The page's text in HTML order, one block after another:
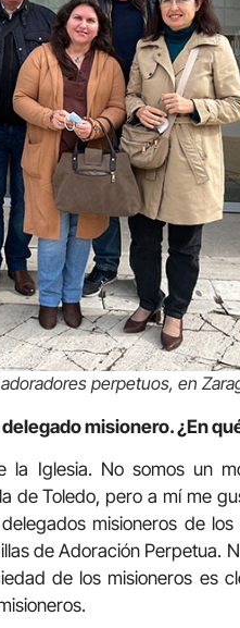
perpetuos, en
misionero. ¿En
la Iglesia. No somos un
de Toledo, pero a mí me
misioneros de los
de Adoración Perpetua.
de los misioneros es